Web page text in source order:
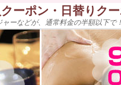
ーポン・日替りク
ーなどが、通常料金の半額以下